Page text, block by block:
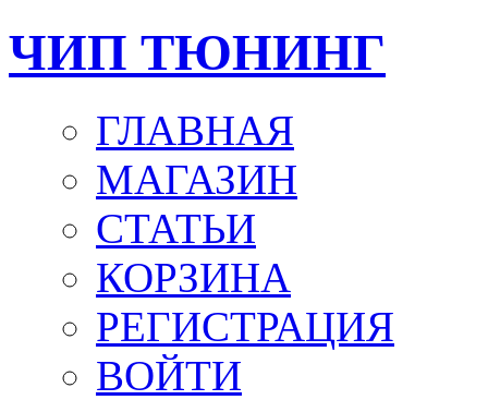
ЧИП ТЮНИНГ
ГЛАВНАЯ
МАГАЗИН
СТАТЬИ
КОРЗИНА
РЕГИСТРАЦИЯ
ВОЙТИ